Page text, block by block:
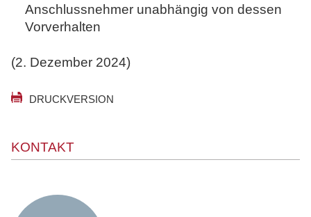
Anschlussnehmer unabhängig von dessen
Vorverhalten
(2. Dezember 2024)
DRUCKVERSION
KONTAKT